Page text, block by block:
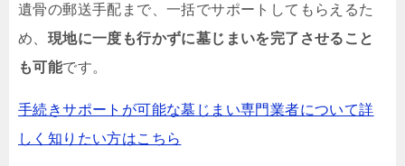
遺骨の郵送手配まで、一括でサポートしてもらえるた
め、 現地に一度も行かずに墓じまいを完了させること
も可能です。
手続きサポートが可能な墓じまい専門業者について詳
しく知りたい方はこちら